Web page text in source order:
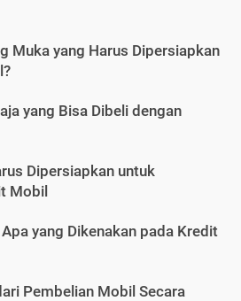
Muka yang Harus Dipersiapkan
yang Bisa Dibeli dengan
Dipersiapkan untuk
Mobil
yang Dikenakan pada Kredit
Pembelian Mobil Secara